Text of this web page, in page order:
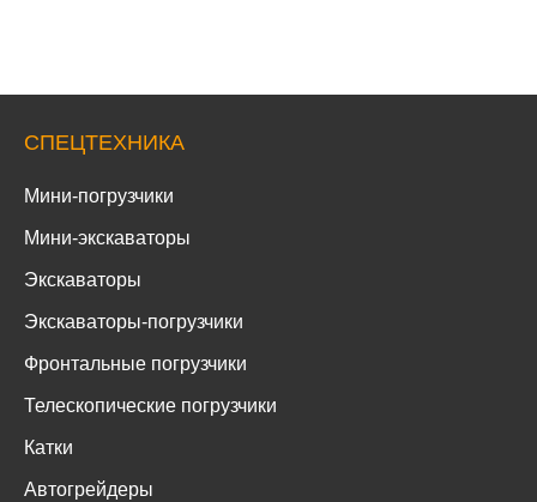
СПЕЦТЕХНИКА
Мини-погрузчики
Мини-экскаваторы
Экскаваторы
Экскаваторы-погрузчики
Фронтальные погрузчики
Телескопические погрузчики
Катки
Автогрейдеры